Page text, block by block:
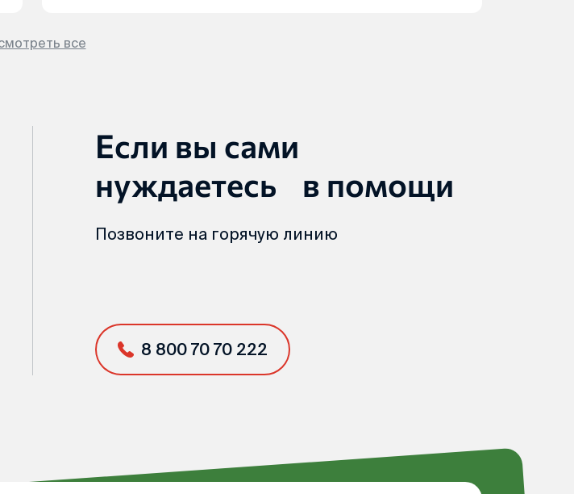
все
Если вы сами
нуждаетесь в помощи
Позвоните на горячую линию
8 800 70 70 222